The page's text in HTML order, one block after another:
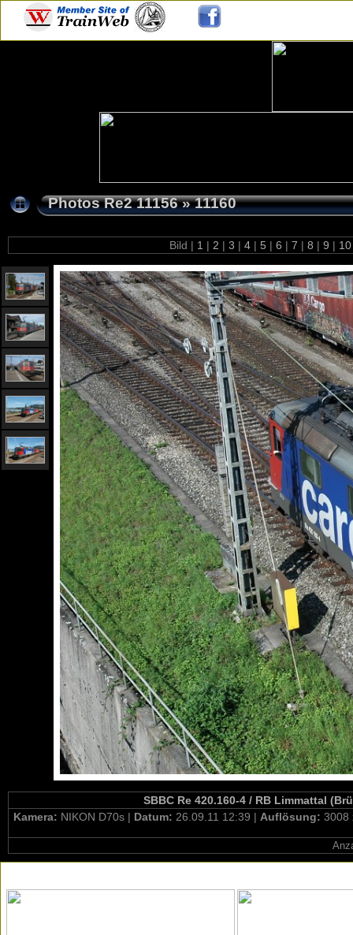
Photos Re2 11156»11160
Bild | 1 | 2 | 3 | 4 | 5 | 6 | 7 | 8 | 9 |
SBBC Re 420.160-4 / RB Limmattal
Kamera: NIKON D70s | Datum: 26.09.11 12:39 | Auflösung: 3008